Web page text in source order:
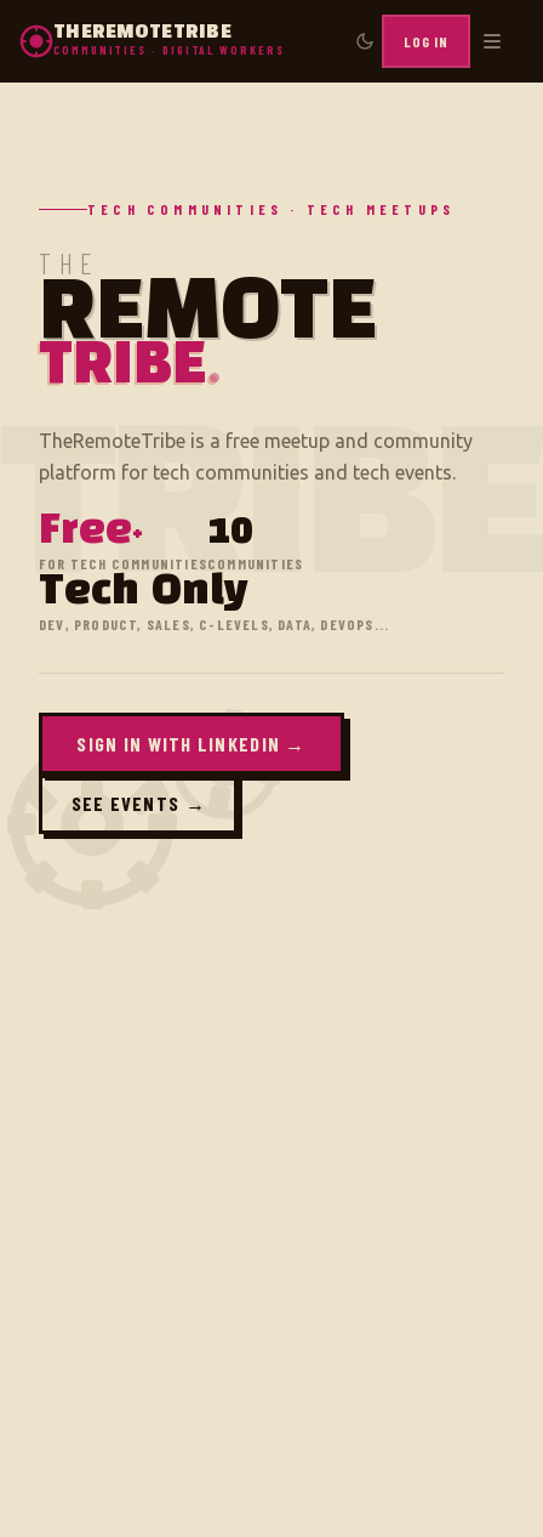
THEREMOTETRIBE
COMMUNITIES · DIGITAL WORKERS LOG IN
TRIBE
TECH COMMUNITIES · TECH MEETUPS
THE
REMOTE
TRIBE.
TheRemoteTribe is a free meetup and community
platform for tech communities and tech events.
Free+
FOR TECH COMMUNITIES
10
COMMUNITIES
Tech Only
DEV, PRODUCT, SALES, C-LEVELS, DATA, DEVOPS...
SIGN IN WITH LINKEDIN →
SEE EVENTS →